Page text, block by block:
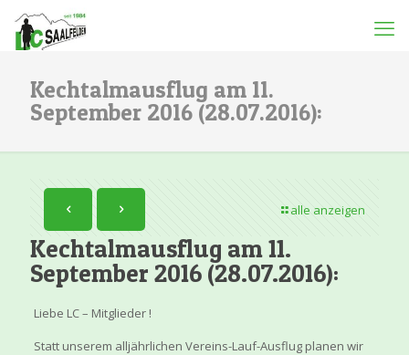
Kechtalmausflug am 11.
September 2016 (28.07.2016):
alle anzeigen
Kechtalmausflug am 11.
September 2016 (28.07.2016):
Liebe LC – Mitglieder !
Statt unserem alljährlichen Vereins-Lauf-Ausflug planen wir